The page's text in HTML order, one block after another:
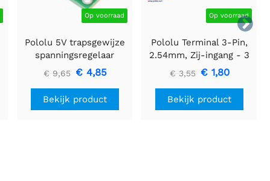

Op voorraad
Pololu 5V trapsgewijze
spanningsregelaar
U3V16F5
€ 9,65 € 4,85
Bekijk product
Op voorraad
Pololu Terminal 3-Pin,
2.54mm, Zij-ingang - 3
stuks
€ 3,55 € 1,80
Bekijk product